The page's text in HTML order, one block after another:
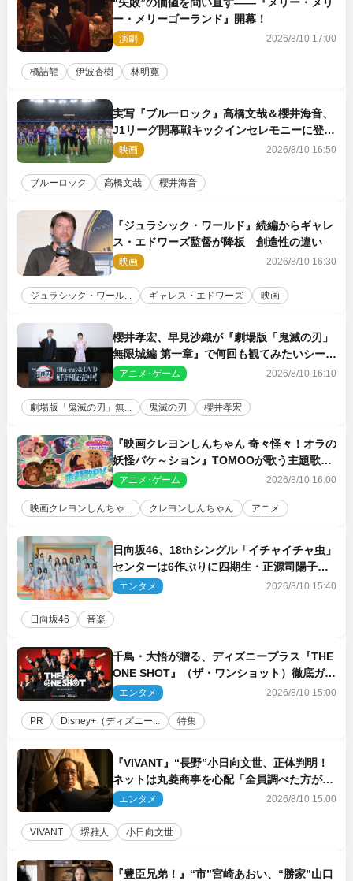
ー・メリーゴーランド』開幕！
演劇 2026/8/10 17:00
橋詰龍 伊波杏樹 林明寛
実写『ブルーロック』高橋文哉＆櫻井海音、
J1リーグ開幕戦キックインセレモニーに登場
＆喜びの声到着
映画 2026/8/10 16:50
ブルーロック 高橋文哉 櫻井海音
『ジュラシック・ワールド』続編からギャレ
ス・エドワーズ監督が降板 創造性の違い
映画 2026/8/10 16:30
ジュラシック・ワール... ギャレス・エドワーズ 映画
櫻井孝宏、早見沙織が『劇場版「鬼滅の刃」
無限城編 第一章』で何回も観てみたいシーン
とは？ イベントレポート到着
アニメ･ゲーム 2026/8/10 16:10
劇場版「鬼滅の刃」無... 鬼滅の刃 櫻井孝宏
『映画クレヨンしんちゃん 奇々怪々！オラの
妖怪バケ～ション』TOMOOが歌う主題歌
「大人になったら」PV解禁
アニメ･ゲーム 2026/8/10 16:00
映画クレヨンしんちゃ... クレヨンしんちゃん アニメ
日向坂46、18thシングル「イチャイチャ虫」
センターは6作ぶりに四期生・正源司陽子
新ビジュアル解禁
エンタメ 2026/8/10 15:40
日向坂46 音楽
千鳥・大悟が贈る、ディズニープラス『THE
ONE SHOT』（ザ・ワンショット）徹底ガイ
ド！ 今のお笑い界に一石を投じる“真の笑
エンタメ 2026/8/10 15:00
PR Disney+（ディズニー... 特集
『VIVANT』“長野”小日向文世、正体判明！
ネットは丸菱商事を心配「全員調べた方がい
い」「魔境すぎん？？」
エンタメ 2026/8/10 15:00
VIVANT 堺雅人 小日向文世
『豊臣兄弟！』“市”宮崎あおい、“勝家”山口